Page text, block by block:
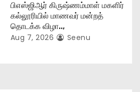
பிஎஸ்ஜிஆர் கிருஷ்ணம்மாள் மகளிர்
கல்லூரியில் மாணவர் மன்றத்
தொடக்க விழா..,
Aug 7, 2026 Seenu